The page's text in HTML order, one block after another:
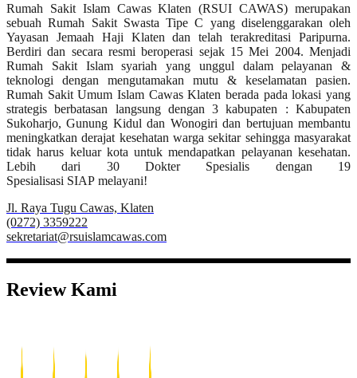
Rumah Sakit Islam Cawas Klaten (RSUI CAWAS) merupakan
sebuah Rumah Sakit Swasta Tipe C yang diselenggarakan oleh
Yayasan Jemaah Haji Klaten dan telah terakreditasi Paripurna.
Berdiri dan secara resmi beroperasi sejak 15 Mei 2004. Menjadi
Rumah Sakit Islam syariah yang unggul dalam pelayanan &
teknologi dengan mengutamakan mutu & keselamatan pasien.
Rumah Sakit Umum Islam Cawas Klaten berada pada lokasi yang
strategis berbatasan langsung dengan 3 kabupaten : Kabupaten
Sukoharjo, Gunung Kidul dan Wonogiri dan bertujuan membantu
meningkatkan derajat kesehatan warga sekitar sehingga masyarakat
tidak harus keluar kota untuk mendapatkan pelayanan kesehatan.
Lebih dari 30 Dokter Spesialis dengan 19
Spesialisasi SIAP melayani!
Jl. Raya Tugu Cawas, Klaten
(0272) 3359222
sekretariat@rsuislamcawas.com
Review Kami